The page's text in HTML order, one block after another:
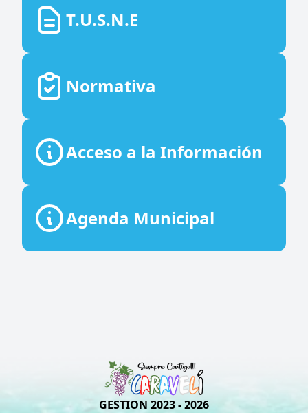
T.U.S.N.E
Normativa
Acceso a la Información
Agenda Municipal
GESTION 2023 - 2026